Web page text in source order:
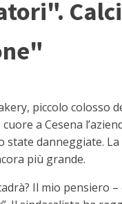
piccolo
a Cesena
state danneggiate.
più grande.
Il mio pensiero